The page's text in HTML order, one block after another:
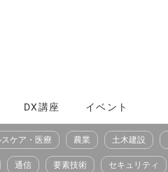
DX講座 イベント
ケア・医療 農業 土木建設
通信 要素技術 セキュリティ